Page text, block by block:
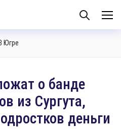
В Югре
о банде
из Сургута,
деньги